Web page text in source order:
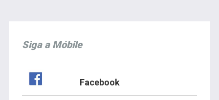
Siga a Móbile
Facebook